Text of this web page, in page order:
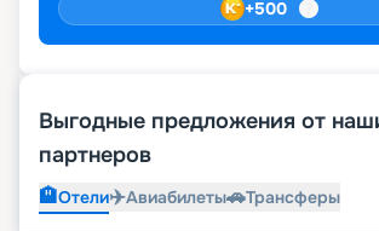
+500
Выгодные предложения от
партнеров
🏨Отели✈️Авиабилеты🚗Трансферы